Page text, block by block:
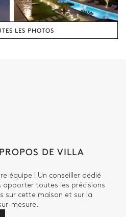
LES PHOTOS
DE VILLA
équipe ! Un conseiller dédié
toutes les précisions
sur cette maison et sur la
mesure.